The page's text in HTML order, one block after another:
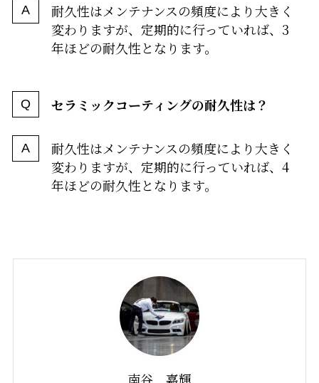
耐久性はメンテナンスの頻度により大きく
変わりますが、定期的に行っていれば、3
年ほどの耐久性となります。
セラミックコーティングの耐久性は？
耐久性はメンテナンスの頻度により大きく
変わりますが、定期的に行っていれば、4
年ほどの耐久性となります。
南谷 嘉輝